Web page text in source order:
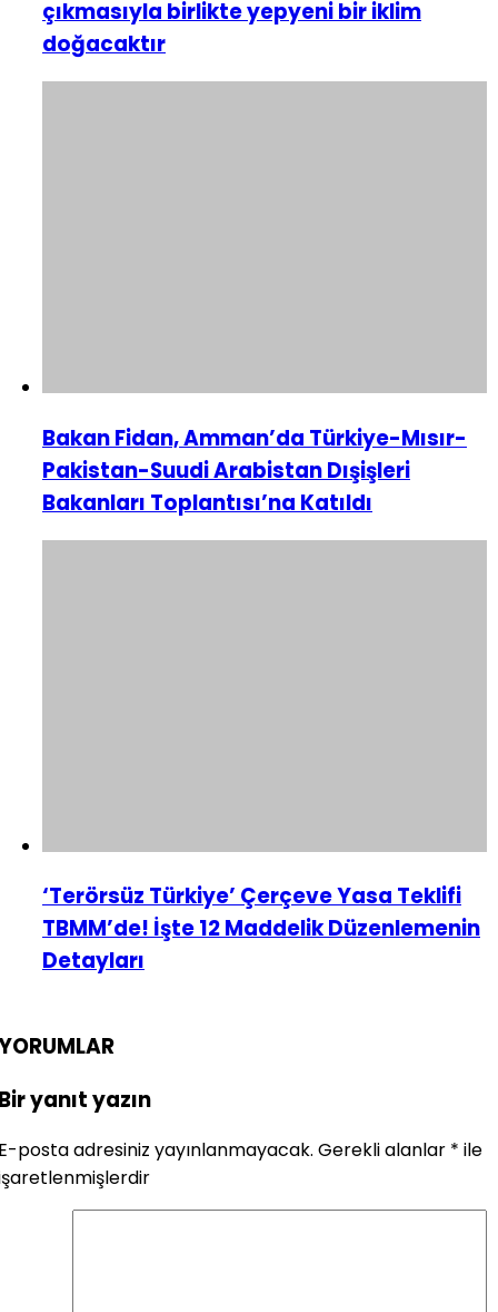
çıkmasıyla birlikte yepyeni bir iklim
doğacaktır
Bakan Fidan, Amman’da Türkiye-Mısır-
Pakistan-Suudi Arabistan Dışişleri
Bakanları Toplantısı’na Katıldı
‘Terörsüz Türkiye’ Çerçeve Yasa Teklifi
TBMM’de! İşte 12 Maddelik Düzenlemenin
Detayları
yanıt yazın
posta adresiniz yayınlanmayacak. Gerekli alanlar * ile